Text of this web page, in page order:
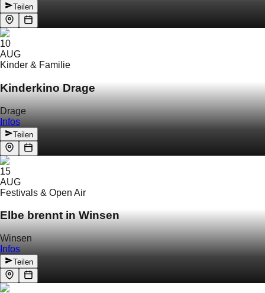
Teilen
10
AUG
Kinder & Familie
Kinderkino Drage
Drage
Infos
Teilen
15
AUG
Festivals & Open Air
Elbe brennt in Winsen
Winsen
Infos
Teilen